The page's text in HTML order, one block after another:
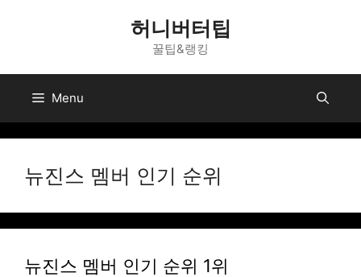
허니버터팁
꿀팁&랭킹
Menu
뉴진스 멤버 인기 순위
뉴진스 멤버 인기 순위 1위